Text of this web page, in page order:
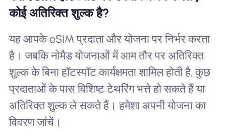
कोई अतिरिक्त शुल्क है?
यह आपके eSIM प्रदाता और योजना पर निर्भर करता
है। जबकि नोमैड योजनाओं में आम तौर पर अतिरिक्त
शुल्क के बिना हॉटस्पॉट कार्यक्षमता शामिल होती है, कुछ
प्रदाताओं के पास विशिष्ट टेथरिंग भत्ते हो सकते हैं या
अतिरिक्त शुल्क ले सकते हैं। हमेशा अपनी योजना का
विवरण जांचें।